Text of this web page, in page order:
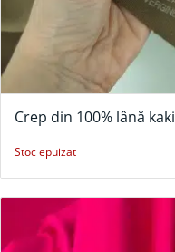
Crep din 100% lână kaki
Stoc epuizat